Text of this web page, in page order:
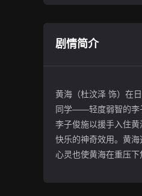
剧情简介
黄海（杜汶泽 饰）在
同学——轻度弱智的李
李子俊施以援手入住
快乐的神奇效用。黄
心灵也使黄海在重压